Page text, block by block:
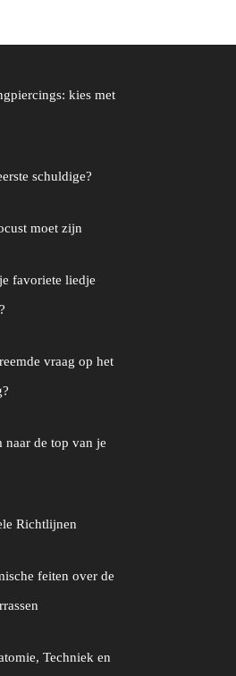
kies met
schuldige?
moet zijn
favoriete liedje
vraag op het
naar de top van je
Richtlijnen
feiten over de
Techniek en